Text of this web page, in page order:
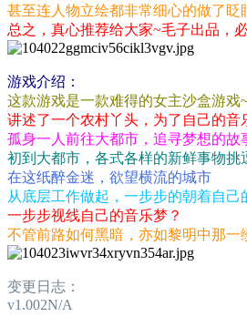
甚至连人物立绘都非常细心的做了眨
总之，真心推荐给大家~毛子出品，
游戏介绍：
这款游戏是一款难得的女主沙盒游戏
讲述了一个农村丫头，为了自己的音
孤身一人前往大都市，追寻梦想的故
初到大都市，各式各样的新鲜事物挑
在这纸醉金迷，欲望横流的城市
从底层工作做起，一步步的朝着自己
一步步视线自己的音乐梦？
不管前路如何黑暗，亦如黎明中那
变更日志：
v1.002N/A